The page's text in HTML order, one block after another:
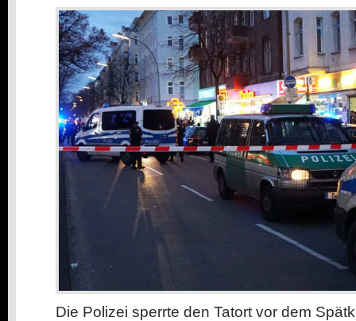
Die Polizei sperrte den Tatort vor dem